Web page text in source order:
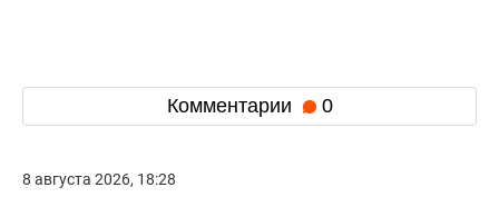
Комментарии 0
8 августа 2026, 18:28